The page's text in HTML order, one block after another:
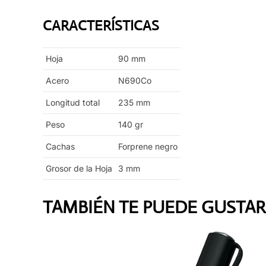
CARACTERÍSTICAS
Hoja 90 mm
Acero N690Co
Longitud total 235 mm
Peso 140 gr
Cachas Forprene negro
Grosor de la Hoja 3 mm
TAMBIÉN TE PUEDE